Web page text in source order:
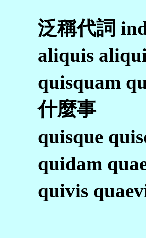
泛稱代詞
aliquis
quisquam
什麼事
quisque
quidam
quivis